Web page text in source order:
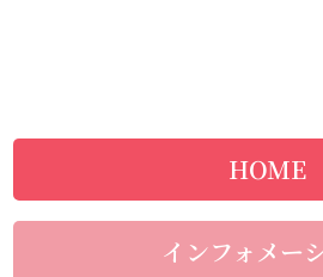
HOME
インフォメー